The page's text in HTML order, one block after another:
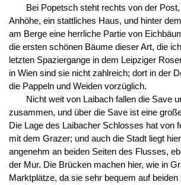
Bei Popetsch steht rechts von der
Anhöhe, ein stattliches Haus, und hinter
am Berge eine herrliche Partie von
die ersten schönen Bäume dieser Art, die
letzten Spaziergange in dem Leipziger
in Wien sind sie nicht zahlreich; dort in der
die Pappeln und Weiden vorzüglich.
Nicht weit von Laibach fallen die Save
zusammen, und über die Save ist eine
Die Lage des Laibacher Schlosses hat von
mit dem Grazer; und auch die Stadt liegt
angenehm an beiden Seiten des Flusses,
der Mur. Die Brücken machen hier, wie in
Marktplätze, da sie sehr bequem auf beiden